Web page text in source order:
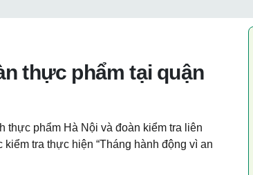
thực phẩm tại quận
thực phẩm Hà Nội và đoàn kiểm tra liên
tra thực hiện “Tháng hành động vì an